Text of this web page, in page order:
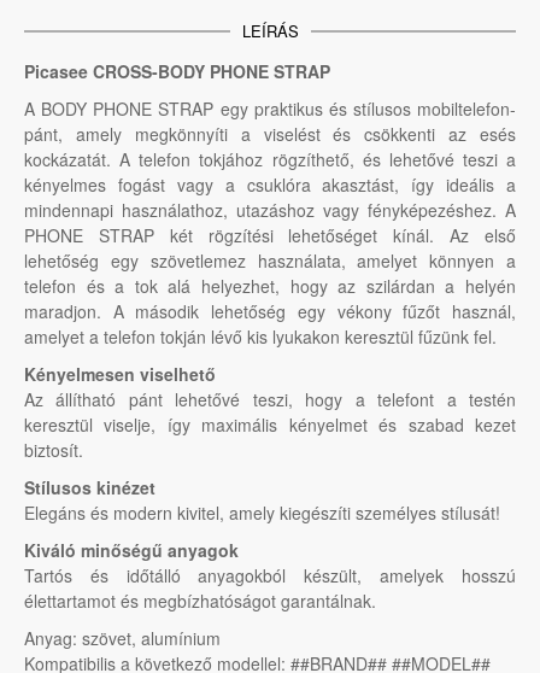
LEÍRÁS
Picasee CROSS-BODY PHONE STRAP
A BODY PHONE STRAP egy praktikus és stílusos mobiltelefon-
pánt, amely megkönnyíti a viselést és csökkenti az esés
kockázatát. A telefon tokjához rögzíthető, és lehetővé teszi a
kényelmes fogást vagy a csuklóra akasztást, így ideális a
mindennapi használathoz, utazáshoz vagy fényképezéshez. A
PHONE STRAP két rögzítési lehetőséget kínál. Az első
lehetőség egy szövetlemez használata, amelyet könnyen a
telefon és a tok alá helyezhet, hogy az szilárdan a helyén
maradjon. A második lehetőség egy vékony fűzőt használ,
amelyet a telefon tokján lévő kis lyukakon keresztül fűzünk fel.
Kényelmesen viselhető
Az állítható pánt lehetővé teszi, hogy a telefont a testén
keresztül viselje, így maximális kényelmet és szabad kezet
biztosít.
Stílusos kinézet
Elegáns és modern kivitel, amely kiegészíti személyes stílusát!
Kiváló minőségű anyagok
Tartós és időtálló anyagokból készült, amelyek hosszú
élettartamot és megbízhatóságot garantálnak.
Anyag: szövet, alumínium
Kompatibilis a következő modellel: ##BRAND## ##MODEL##